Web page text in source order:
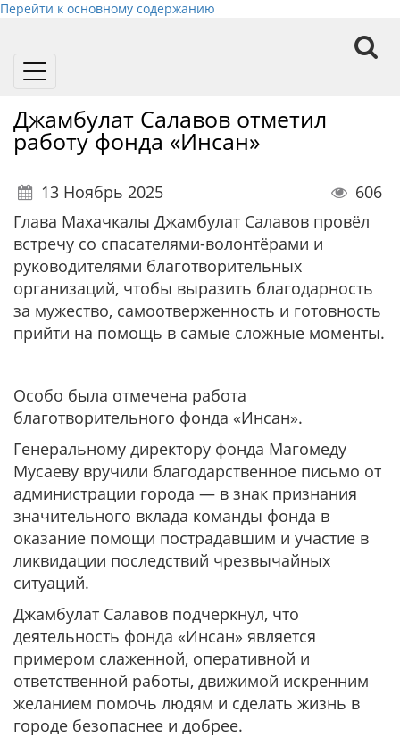
Перейти к основному содержанию
Toggle
Джамбулат Салавов отметил
работу фонда «Инсан»
13 Ноябрь 2025
606
Глава Махачкалы Джамбулат Салавов провёл
встречу со спасателями-волонтёрами и
руководителями благотворительных
организаций, чтобы выразить благодарность
за мужество, самоотверженность и готовность
прийти на помощь в самые сложные моменты.
Особо была отмечена работа
благотворительного фонда «Инсан».
Генеральному директору фонда Магомеду
Мусаеву вручили благодарственное письмо от
администрации города — в знак признания
значительного вклада команды фонда в
оказание помощи пострадавшим и участие в
ликвидации последствий чрезвычайных
ситуаций.
Джамбулат Салавов подчеркнул, что
деятельность фонда «Инсан» является
примером слаженной, оперативной и
ответственной работы, движимой искренним
желанием помочь людям и сделать жизнь в
городе безопаснее и добрее.